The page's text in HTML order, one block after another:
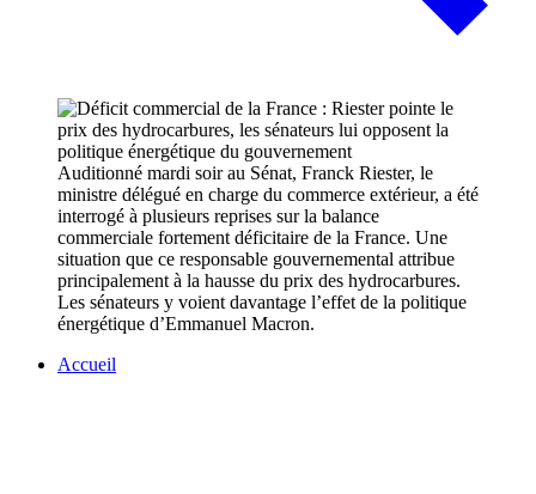
Auditionné mardi soir au Sénat, Franck Riester, le
ministre délégué en charge du commerce extérieur, a été
interrogé à plusieurs reprises sur la balance
commerciale fortement déficitaire de la France. Une
situation que ce responsable gouvernemental attribue
principalement à la hausse du prix des hydrocarbures.
Les sénateurs y voient davantage l’effet de la politique
énergétique d’Emmanuel Macron.
Accueil